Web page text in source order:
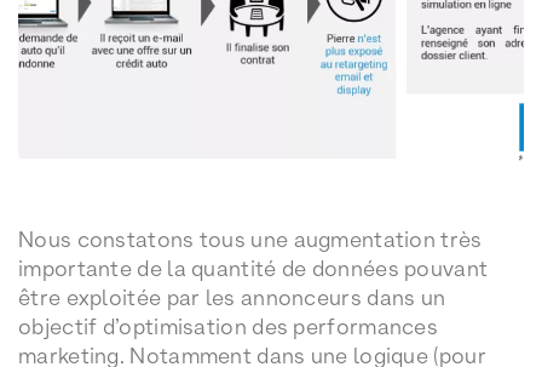
Nous constatons tous une augmentation très
importante de la quantité de données pouvant
être exploitée par les annonceurs dans un
objectif d’optimisation des performances
marketing. Notamment dans une logique (pour